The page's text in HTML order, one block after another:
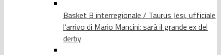
Basket B interregionale / Taurus Jesi, ufficiale
l’arrivo di Mario Mancini: sarà il grande ex del
derby